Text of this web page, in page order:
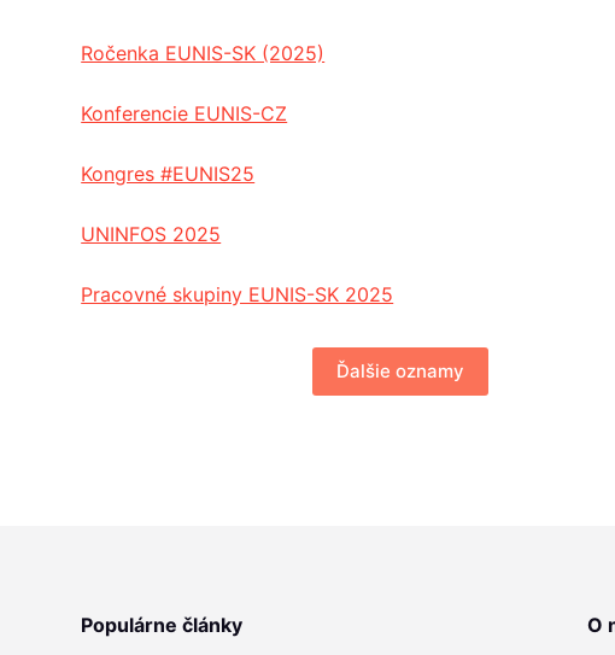
Ročenka EUNIS-SK (2025)
Konferencie EUNIS-CZ
Kongres #EUNIS25
UNINFOS 2025
Pracovné skupiny EUNIS-SK 2025
Ďalšie oznamy
Populárne články O